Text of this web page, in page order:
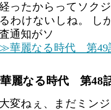
ったからってソク
るわけないしね。 し
通知がソ
≫華麗なる時代 第49
華麗なる時代 第48
大変ねぇ、まだミン